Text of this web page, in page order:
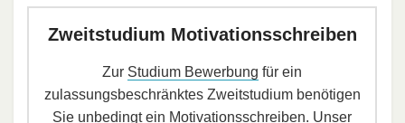
Zweitstudium Motivationsschreiben
Zur Studium Bewerbung für ein
zulassungsbeschränktes Zweitstudium benötigen
Sie unbedingt ein Motivationsschreiben. Unser